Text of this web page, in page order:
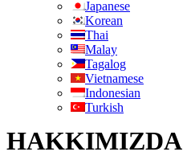
Japanese
Korean
Thai
Malay
Tagalog
Vietnamese
Indonesian
Turkish
HAKKIMIZDA